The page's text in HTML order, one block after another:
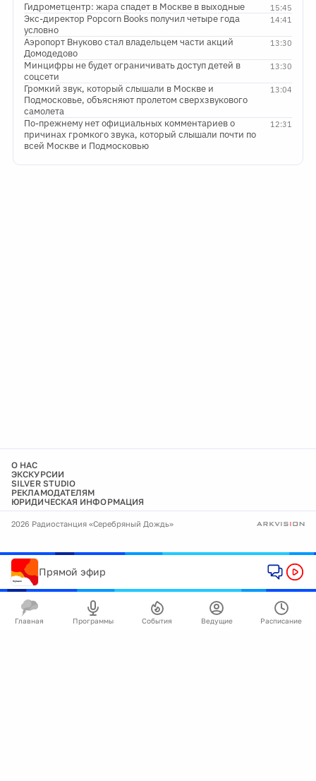
15:45
Гидрометцентр: жара спадет в Москве в выходные
14:41
Экс-директор Popcorn Books получил четыре года
условно
13:30
Аэропорт Внуково стал владельцем части акций
Домодедово
13:30
Минцифры не будет ограничивать доступ детей в
соцсети
13:04
Громкий звук, который слышали в Москве и
Подмосковье, объясняют пролетом сверхзвукового
самолета
12:31
По-прежнему нет официальных комментариев о
причинах громкого звука, который слышали почти по
всей Москве и Подмосковью
О НАС
ЭКСКУРСИИ
SILVER STUDIO
РЕКЛАМОДАТЕЛЯМ
ЮРИДИЧЕСКАЯ ИНФОРМАЦИЯ
2026 Радиостанция «Серебряный Дождь»
Прямой эфир
Главная Программы События Ведущие Расписание